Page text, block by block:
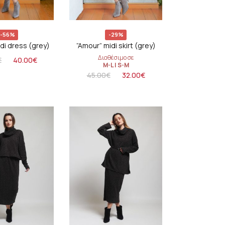
-56%
dress (grey)
40.00€
-29%
”Amour” midi skirt (grey)
Διαθέσιμο σε
M-L|S-M
45.00€ 32.00€